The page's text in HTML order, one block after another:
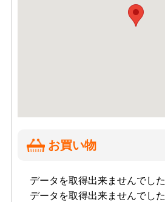
お買い物
データを取得出来ませんでした
データを取得出来ませんでした